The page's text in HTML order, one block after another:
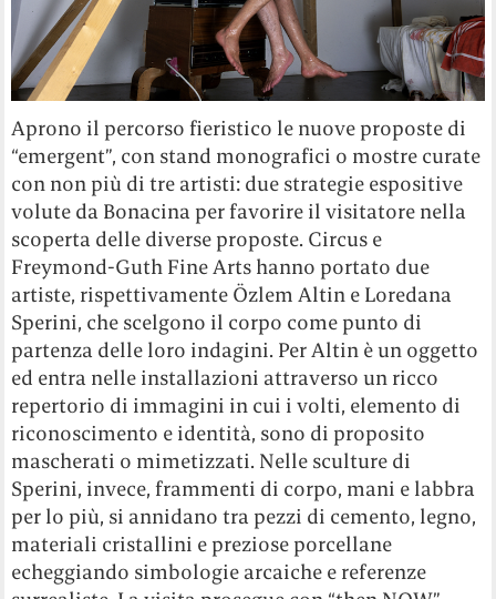
Aprono il percorso fieristico le nuove proposte di
“emergent”, con stand monografici o mostre curate
con non più di tre artisti: due strategie espositive
volute da Bonacina per favorire il visitatore nella
scoperta delle diverse proposte. Circus e
Freymond-Guth Fine Arts hanno portato due
artiste, rispettivamente Özlem Altin e Loredana
Sperini, che scelgono il corpo come punto di
partenza delle loro indagini. Per Altin è un oggetto
ed entra nelle installazioni attraverso un ricco
repertorio di immagini in cui i volti, elemento di
riconoscimento e identità, sono di proposito
mascherati o mimetizzati. Nelle sculture di
Sperini, invece, frammenti di corpo, mani e labbra
per lo più, si annidano tra pezzi di cemento, legno,
materiali cristallini e preziose porcellane
echeggiando simbologie arcaiche e referenze